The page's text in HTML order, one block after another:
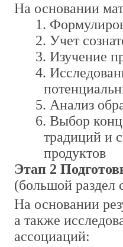
На основании
Учет
Изучение
Анализ
Выбор
традиций и
продуктов
Этап 2
(большой раздел
На основании
а также
ассоциаций: